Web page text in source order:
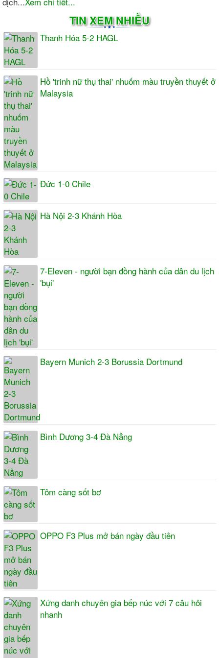
TIN XEM NHIỀU
Thanh Hóa 5-2 HAGL
Hồ 'trinh nữ thụ thai' nhuốm màu truyền thuyết ở
Malaysia
Đức 1-0 Chile
Hà Nội 2-3 Khánh Hòa
7-Eleven - người bạn đồng hành của dân du lịch
'bụi'
Bayern Munich 2-3 Borussia Dortmund
Bình Dương 3-4 Đà Nẵng
Tôm càng sốt bơ
OPPO F3 Plus mở bán ngày đầu tiên
Xứng danh chuyên gia bếp núc với 7 câu hỏi
nhanh